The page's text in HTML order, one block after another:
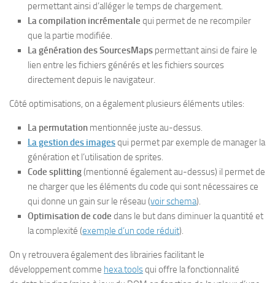
permettant ainsi d’alléger le temps de chargement.
La compilation incrémentale qui permet de ne recompiler
que la partie modifiée.
La génération des SourcesMaps permettant ainsi de faire le
lien entre les fichiers générés et les fichiers sources
directement depuis le navigateur.
Côté optimisations, on a également plusieurs éléments utiles:
La permutation mentionnée juste au-dessus.
La gestion des imagesqui permet par exemple de manager la
génération et l’utilisation de sprites.
Code splitting(mentionné également au-dessus) il permet de
ne charger que les éléments du code qui sont nécessaires ce
qui donne un gain sur le réseau (voir schema).
Optimisation de code dans le but dans diminuer la quantité et
la complexité (exemple d’un code réduit).
On y retrouvera également des librairies facilitant le
développement comme hexa.toolsqui offre la fonctionnalité